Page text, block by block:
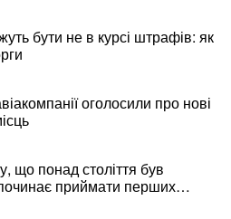
бути не в курсі штрафів: як
оголосили про нові
що понад століття був
приймати перших